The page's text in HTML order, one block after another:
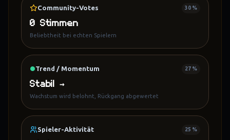
Community-Votes 30 %
0 Stimmen
Beliebtheit bei echten Spielern
Trend / Momentum 27 %
Stabil →
Wachstum wird belohnt, Rückgang abgewertet
Spieler-Aktivität 25 %